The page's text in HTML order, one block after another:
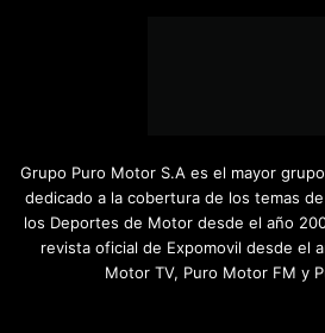
Grupo Puro Motor S.A es el mayor
dedicado a la cobertura de los temas
los Deportes de Motor desde el año
revista oficial de Expomovil desde el
Motor TV, Puro Motor FM y